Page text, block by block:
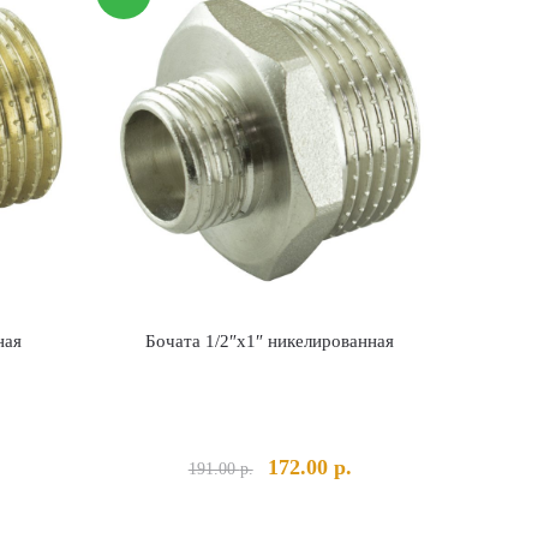
Бочата 1/2″х1″ никелированная
191.00р.
Первоначальная
172.00 р.